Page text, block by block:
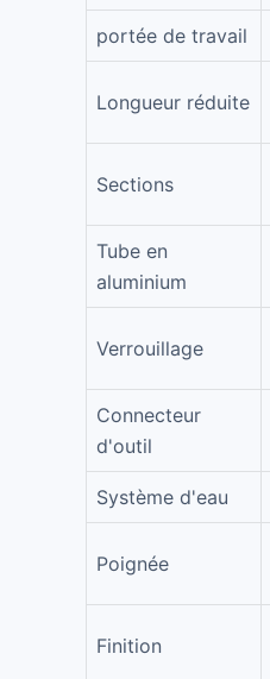
portée de travail
Longueur réduite
Sections
Tube en
aluminium
Verrouillage
Connecteur
d'outil
Système d'eau
Poignée
Finition